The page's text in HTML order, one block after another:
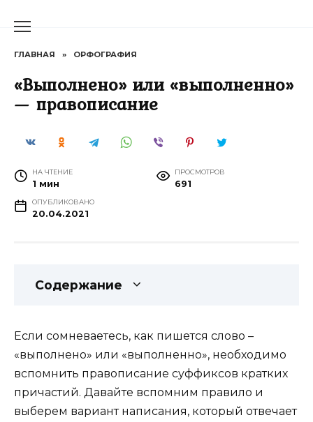
ГЛАВНАЯ » ОРФОГРАФИЯ
«Выполнено» или «выполненно»
— правописание
НА ЧТЕНИЕ
1 мин
ПРОСМОТРОВ
691
ОПУБЛИКОВАНО
20.04.2021
Содержание
Если сомневаетесь, как пишется слово –
«выполнено» или «выполненно», необходимо
вспомнить правописание суффиксов кратких
причастий. Давайте вспомним правило и
выберем вариант написания, который отвечает